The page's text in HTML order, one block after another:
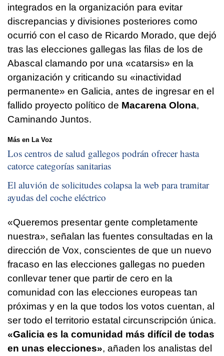
integrados en la organización para evitar
discrepancias y divisiones posteriores como
ocurrió con el caso de Ricardo Morado, que dejó
tras las elecciones gallegas las filas de los de
Abascal clamando por una «catarsis» en la
organización y criticando su «inactividad
permanente» en Galicia, antes de ingresar en el
fallido proyecto político de Macarena Olona,
Caminando Juntos.
Más en La Voz
Los centros de salud gallegos podrán ofrecer hasta
catorce categorías sanitarias
El aluvión de solicitudes colapsa la web para tramitar
ayudas del coche eléctrico
«Queremos presentar gente completamente
nuestra», señalan las fuentes consultadas en la
dirección de Vox, conscientes de que un nuevo
fracaso en las elecciones gallegas no pueden
conllevar tener que partir de cero en la
comunidad con las elecciones europeas tan
próximas y en la que todos los votos cuentan, al
ser todo el territorio estatal circunscripción única.
«Galicia es la comunidad más difícil de todas
en unas elecciones», añaden los analistas del